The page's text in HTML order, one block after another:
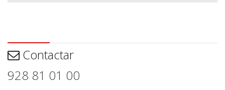
Contactar
928 81 01 00